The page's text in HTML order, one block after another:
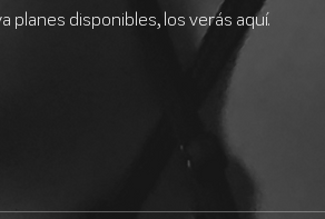
planes disponibles, los verás aquí.